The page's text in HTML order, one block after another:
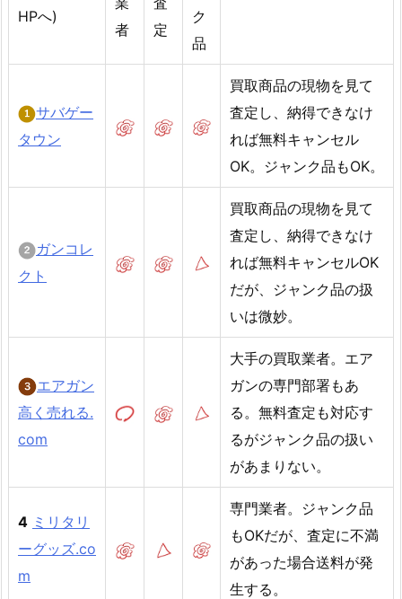
HPへ)
者
定
ク
品
サバゲー
タウン
買取商品の現物を見て
査定し、納得できなけ
れば無料キャンセル
OK。ジャンク品もOK。
ガンコレ
クト
買取商品の現物を見て
査定し、納得できなけ
れば無料キャンセルOK
だが、ジャンク品の扱
いは微妙。
エアガン
高く売れる.
com
大手の買取業者。エア
ガンの専門部署もあ
る。無料査定も対応す
るがジャンク品の扱い
があまりない。
4 ミリタリ
ーグッズ.co
m
専門業者。ジャンク品
もOKだが、査定に不満
があった場合送料が発
生する。